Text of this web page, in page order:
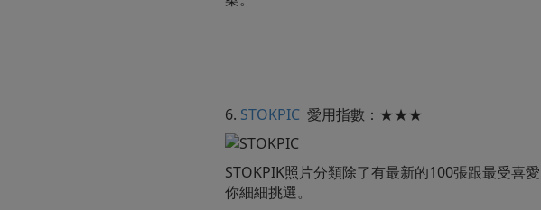
6. STOKPIC 愛用指數：★★★
STOKPIK照片分類除了有最新的100張跟最受喜
你細細挑選。